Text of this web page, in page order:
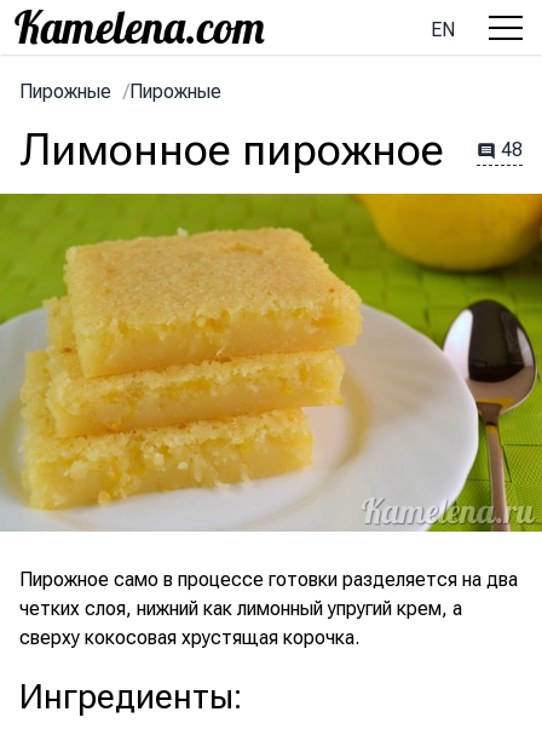
EN
Пирожные /Пирожные
Лимонное пирожное 48
Пирожное само в процессе готовки разделяется на два
четких слоя, нижний как лимонный упругий крем, а
сверху кокосовая хрустящая корочка.
Ингредиенты: